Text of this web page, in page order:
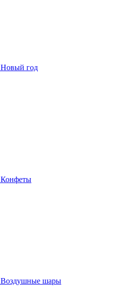
Новый год
Конфеты
Воздушные шары